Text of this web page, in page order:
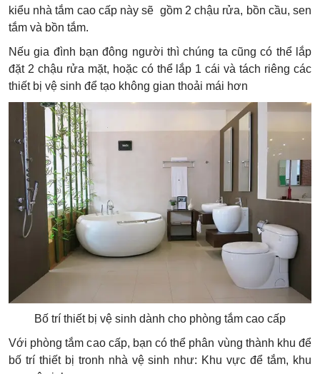
kiểu nhà tắm cao cấp này sẽ gồm 2 chậu rửa, bồn cầu, sen
tắm và bồn tắm.
Nếu gia đình bạn đông người thì chúng ta cũng có thể lắp
đặt 2 chậu rửa mặt, hoặc có thể lắp 1 cái và tách riêng các
thiết bị vệ sinh để tạo không gian thoải mái hơn
Bố trí thiết bị vệ sinh dành cho phòng tắm cao cấp
Với phòng tắm cao cấp, bạn có thể phân vùng thành khu để
bố trí thiết bị tronh nhà vệ sinh như: Khu vực để tắm, khu